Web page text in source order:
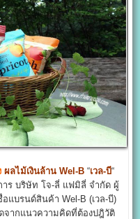
ผลไม้เงินล้าน Wel-B “เวล-บี“
บริษัท โจ-ลี่ แฟมิลี่ จำกัด ผู้
บรนด์สินค้า Wel-B (เวล-บี)
จากแนวความคิดที่ต้องปฎิวัติ